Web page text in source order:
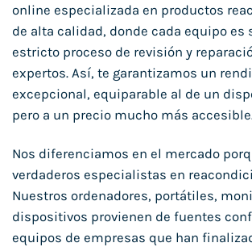
online especializada en productos
de alta calidad, donde cada equipo es
estricto proceso de revisión y
expertos. Así, te garantizamos un
excepcional, equiparable al de un
pero a un precio mucho más
Nos diferenciamos en el mercado
verdaderos especialistas en
Nuestros ordenadores, portátiles,
dispositivos provienen de fuentes
equipos de empresas que han